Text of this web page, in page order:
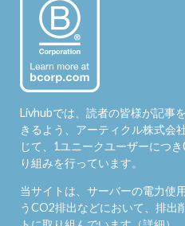
Livhubでは、読者の皆様が記事
きるよう、アーティクル株式会
じて、1ユニークユーザーにつ
り組みを行っています。
当サイトは、サーバーの電力使
うCO2排出などにおいて、排出